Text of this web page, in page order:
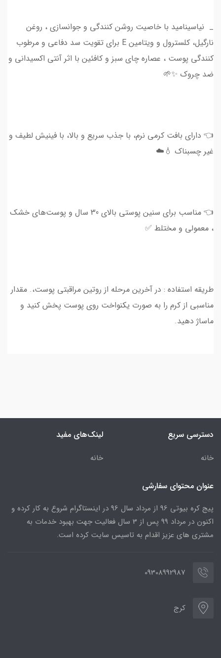
_ نیاسینامید با خاصیت روشن کنندگی و جوانسازی ، روغن
نارگیل، کلسترول و ویتامین E برای تقویت سد دفاعی و مرطوب
کنندگی پوست ، عصاره چای سبز و کافئین با اثر آنتی اکسیدانی و
ضد چروک ✨🌱
👈 دارای بافت کرمی نرم، با جذب سریع و بالا، با فینیش لطیف و
غیر چسبناک 💧☁️
👈 مناسب برای سنین پوستی بالای 30 سال و پوست‌های خشک
، معمولی و مختلط ✅
طریقه استفاده : در آخرین مرحله از روتین مراقبتی پوست،. مقدار
مناسبی از کرم را به صورت یکنواخت روی پوست پخش کنید و
ماساژ دهید.
دسترسی سریع
خانه
لینک‌های مفید
خانه
عنوان محتوای سفارشی
پیج کره بیوتی 96 از مرداد سال 96 در اینستاگرام شروع به کار کرده و
اکنون در مرداد 99 پس از 3 سال فعالیت جهت بهبود خدمات به
مشتری های عزیز اقدام به تاسیس سایت کرده است.
09308992987
کرج